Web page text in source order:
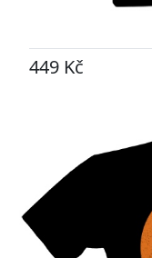
449 Kč